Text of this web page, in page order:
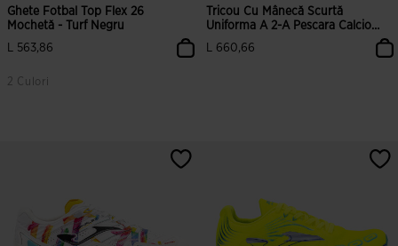
Ghete Fotbal Top Flex 26
Mochetă - Turf Negru
L 563,86
2 Culori
Tricou Cu Mânecă Scurtă
Uniforma A 2-A Pescara Calcio
1936 26/27
L 660,66